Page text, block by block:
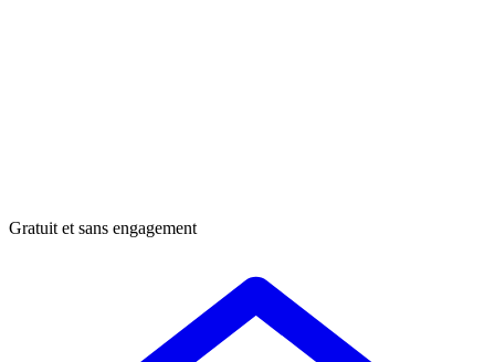
Gratuit et sans engagement